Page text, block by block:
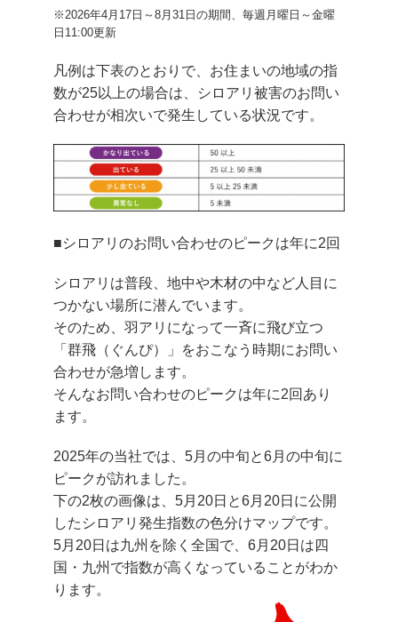
※2026年4月17日～8月31日の期間、毎週月曜日～金曜
日11:00更新
凡例は下表のとおりで、お住まいの地域の指
数が25以上の場合は、シロアリ被害のお問い
合わせが相次いで発生している状況です。
■シロアリのお問い合わせのピークは年に2回
シロアリは普段、地中や木材の中など人目に
つかない場所に潜んでいます。
そのため、羽アリになって一斉に飛び立つ
「群飛（ぐんぴ）」をおこなう時期にお問い
合わせが急増します。
そんなお問い合わせのピークは年に2回 あり
ます。
2025年の当社では、 5月の中旬と6月の中旬に
ピークが訪れました。
下の2枚の画像は、5月20日と6月20日に公開
したシロアリ発生指数の色分けマップです。
5月20日は九州を除く全国で、6月20日は四
国・九州で指数が高くなっていることがわか
ります。